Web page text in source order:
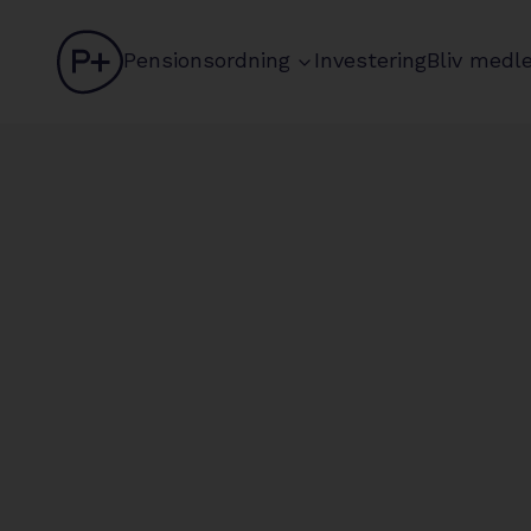
logo
Pensionsordning chevron
InvesteringBliv